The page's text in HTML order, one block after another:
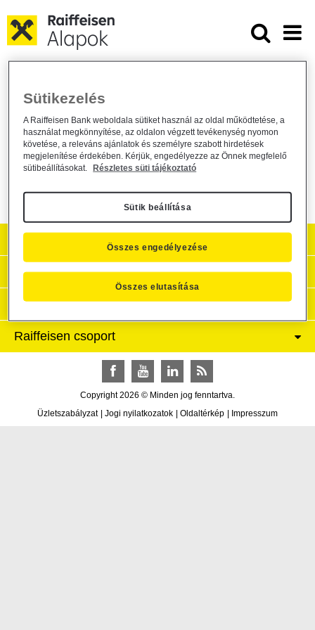
Közzététel több befektetési alap
tájékoztatójának módosulásáról
Alapkezelő közzététel / general / 2015. július 27.
Közzététel
Aktuális
Hasznos információk
Céginformációk, kapcsolat
Raiffeisen csoport
Copyright 2026 © Minden jog fenntartva.
FacebookYouTubeLinkedInRSS
Üzletszabályzat Jogi nyilatkozatok Oldaltérkép Impresszum
Sütikezelés
A Raiffeisen Bank weboldala sütiket használ az oldal működtetése, a
használat megkönnyítése, az oldalon végzett tevékenység nyomon
követése, a releváns ajánlatok és személyre szabott hirdetések
megjelenítése érdekében. Kérjük, engedélyezze az Önnek megfelelő
sütibeállításokat.
Részletes süti tájékoztató
Sütik beállítása
Összes elutasítása
Összes engedélyezése